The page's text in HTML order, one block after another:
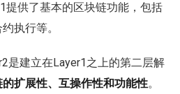
提供了基本的区块链功能，包括
执行等。
是建立在Layer1之上的第二层解
扩展性、互操作性和功能性。